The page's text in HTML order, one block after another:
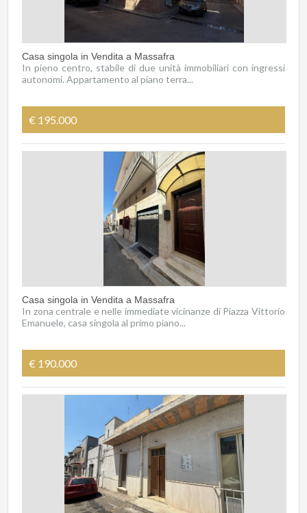
Casa singola in Vendita a Massafra
In pieno centro, stabile di due unità immobiliari con ingressi
autonomi. Appartamento al piano terra...
€ 195.000
Casa singola in Vendita a Massafra
In zona centrale e nelle immediate vicinanze di Piazza Vittorio
Emanuele, casa singola al primo piano...
€ 190.000